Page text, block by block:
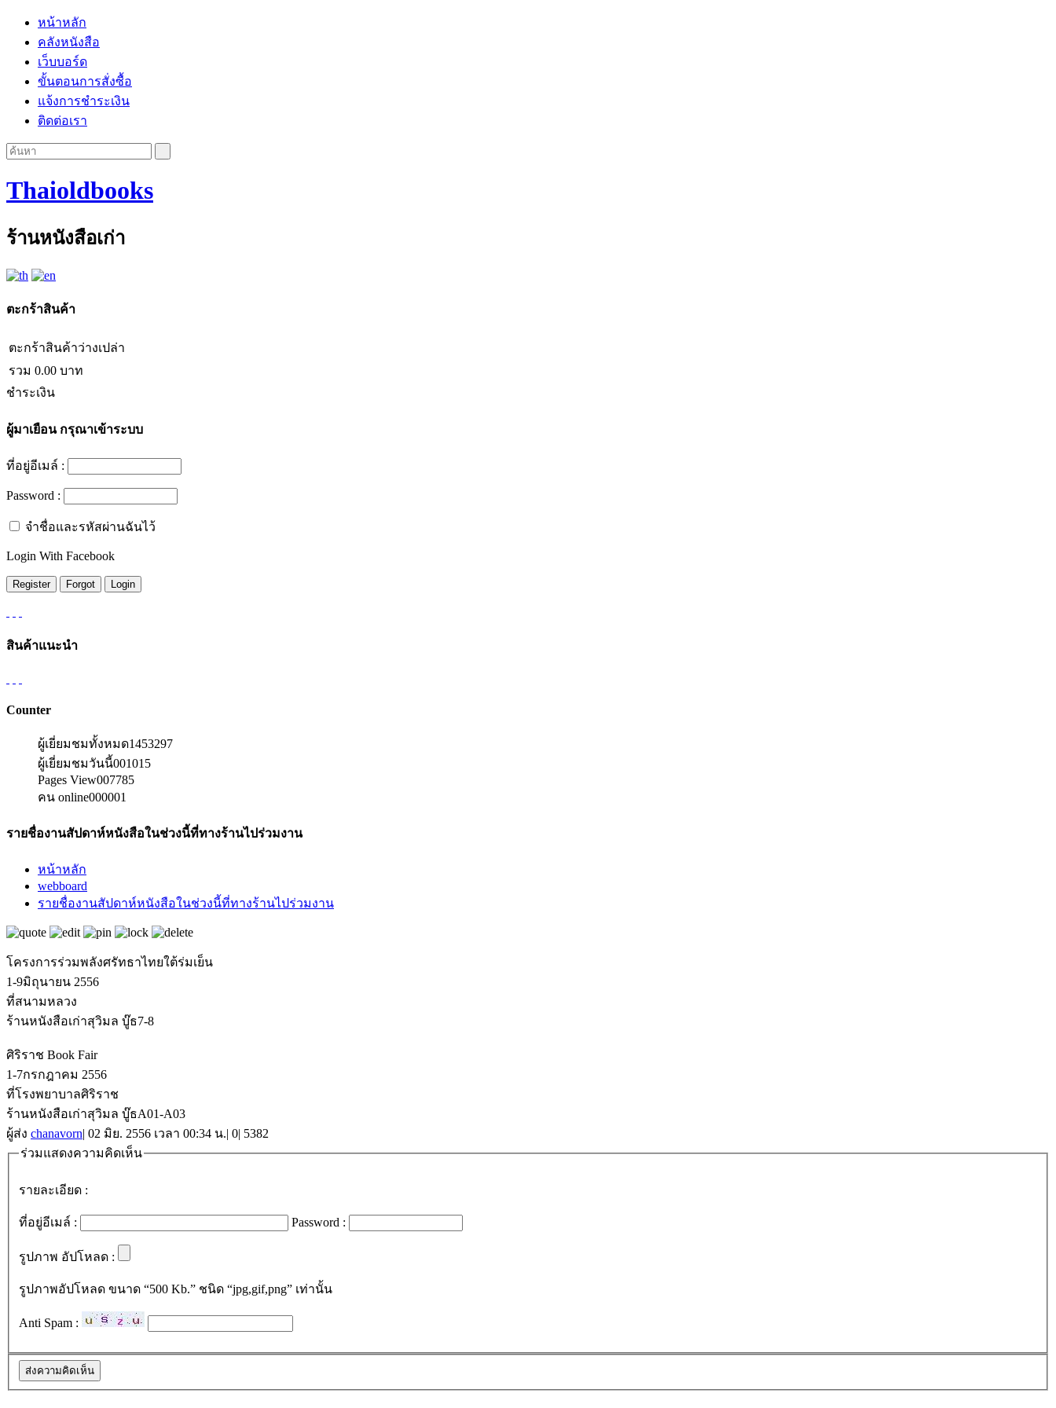
หน้าหลัก
คลังหนังสือ
เว็บบอร์ด
ขั้นตอนการสั่งซื้อ
แจ้งการชำระเงิน
ติดต่อเรา
Thaioldbooks
ร้านหนังสือเก่า
ตะกร้าสินค้า
ตะกร้าสินค้าว่างเปล่า
รวม 0.00 บาท
ชำระเงิน
ผู้มาเยือนกรุณาเข้าระบบ
ที่อยู่อีเมล์ :
Password :
จำชื่อและรหัสผ่านฉันไว้
Login With Facebook
สินค้าแนะนำ
Counter
ผู้เยี่ยมชมทั้งหมด1453297
ผู้เยี่ยมชมวันนี้001015
Pages View007785
คน online000001
รายชื่องานสัปดาห์หนังสือในช่วงนี้ที่ทางร้านไปร่วมงาน
หน้าหลัก
webboard
รายชื่องานสัปดาห์หนังสือในช่วงนี้ที่ทางร้านไปร่วมงาน
โครงการร่วมพลังศรัทธาไทยใต้ร่มเย็น
1-9มิถุนายน 2556
ที่สนามหลวง
ร้านหนังสือเก่าสุวิมล บู๊ธ7-8
ศิริราช Book Fair
1-7กรกฎาคม 2556
ที่โรงพยาบาลศิริราช
ร้านหนังสือเก่าสุวิมล บู๊ธA01-A03
ผู้ส่ง chanavorn| 02 มิย. 2556 เวลา 00:34 น.| 0| 5382
ร่วมแสดงความคิดเห็น
รายละเอียด :
ที่อยู่อีเมล์ : Password :
รูปภาพ อัปโหลด :
รูปภาพอัปโหลด ขนาด “500 Kb.” ชนิด “jpg,gif,png” เท่านั้น
Anti Spam :